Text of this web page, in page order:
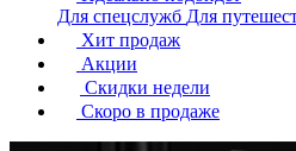
Для спецслужб Для
Хит продаж
Акции
Скидки недели
Скоро в продаже